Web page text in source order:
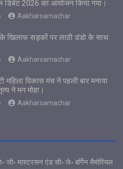
डिबेट 2026 का आयोजन किया गया।
Aakharsamachar
खिलाफ सड़कों पर लाठी डंडो के साथ
Aakharsamachar
महिला विकास मंच ने पहली बार मनाया
ने मन मोहा।
Aakharsamachar
मास्टरसन एंड सी॰ जे॰ बर्गिन मैमोरियल